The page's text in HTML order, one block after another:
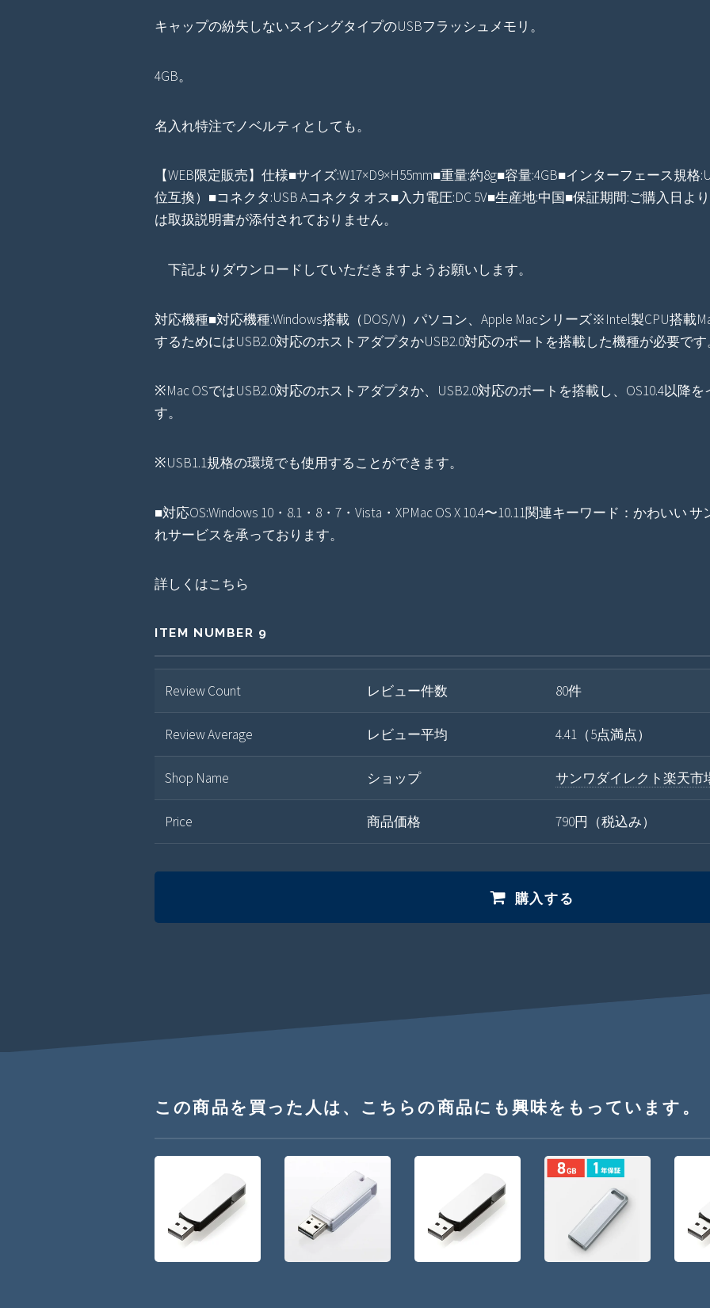
キャップの紛失しないスイングタイプのUSBフラッシュメモリ。
4GB。
名入れ特注でノベルティとしても。
【WEB限定販売】仕様■サイズ:W17×D9×H55mm■重量:約8g■容量:4GB■インターフェース規格
位互換）■コネクタ:USB Aコネクタ オス■入力電圧:DC 5V■生産地:中国■保証期間:ご購入日
は取扱説明書が添付されておりません。
下記よりダウンロードしていただきますようお願いします。
対応機種■対応機種:Windows搭載（DOS/V）パソコン、Apple Macシリーズ※Intel製CPU搭載
するためにはUSB2.0対応のホストアダプタかUSB2.0対応のポートを搭載した機種が必要で
※Mac OSではUSB2.0対応のホストアダプタか、USB2.0対応のポートを搭載し、OS10.4以降
す。
※USB1.1規格の環境でも使用することができます。
■対応OS:Windows 10・8.1・8・7・Vista・XPMac OS X 10.4〜10.11関連キーワード：かわいい
れサービスを承っております。
詳しくはこちら
ITEM NUMBER 9
Review Count レビュー件数 80件
Review Average レビュー平均 4.41（5点満点）
Shop Name ショップ サンワダイレクト楽天市
Price 商品価格 790円（税込み）
購入する
この商品を買った人は、こちらの商品にも興味をもっています。